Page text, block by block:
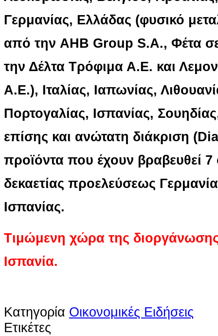
Γερμανίας, Ελλάδας (φυσικό
από την AHB Group S.A., Φέτα
την Δέλτα Τρόφιμα Α.Ε. και
Α.Ε.), Ιταλίας, Ιαπωνίας,
Πορτογαλίας, Ισπανίας,
επίσης και ανώτατη διάκριση
προϊόντα που έχουν βραβευθεί 7
δεκαετίας προελεύσεως
Ισπανίας.
Τιμώμενη χώρα της
Ισπανία.
Κατηγορία Οικονομικές Ειδήσεις
Ετικέτες